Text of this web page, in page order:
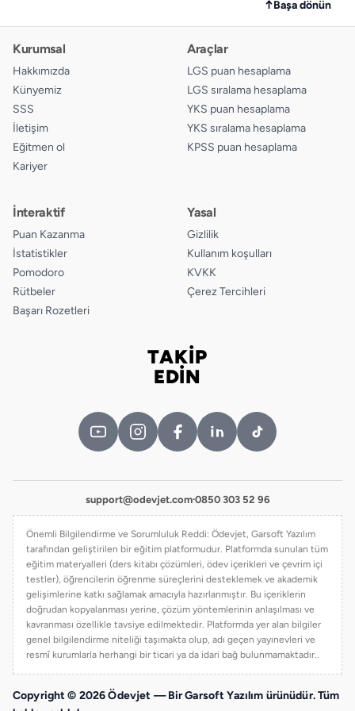
↑Başa dönün
Kurumsal
Hakkımızda
Künyemiz
SSS
İletişim
Eğitmen ol
Kariyer
Araçlar
LGS puan hesaplama
LGS sıralama hesaplama
YKS puan hesaplama
YKS sıralama hesaplama
KPSS puan hesaplama
İnteraktif
Puan Kazanma
İstatistikler
Pomodoro
Rütbeler
Başarı Rozetleri
Yasal
Gizlilik
Kullanım koşulları
KVKK
Çerez Tercihleri
TAKİP
EDİN
support@odevjet.com·0850 303 52 96
Önemli Bilgilendirme ve Sorumluluk Reddi: Ödevjet, Garsoft Yazılım
tarafından geliştirilen bir eğitim platformudur. Platformda sunulan tüm
eğitim materyalleri (ders kitabı çözümleri, ödev içerikleri ve çevrim içi
testler), öğrencilerin öğrenme süreçlerini desteklemek ve akademik
gelişimlerine katkı sağlamak amacıyla hazırlanmıştır. Bu içeriklerin
doğrudan kopyalanması yerine, çözüm yöntemlerinin anlaşılması ve
kavranması özellikle tavsiye edilmektedir. Platformda yer alan bilgiler
genel bilgilendirme niteliği taşımakta olup, adı geçen yayınevleri ve
resmî kurumlarla herhangi bir ticari ya da idari bağ bulunmamaktadır..
Copyright © 2026 Ödevjet — Bir Garsoft Yazılım ürünüdür. Tüm